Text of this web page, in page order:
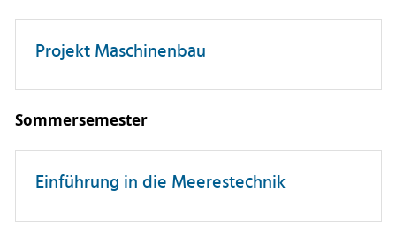
Projekt Maschinenbau
Sommersemester
Einführung in die Meerestechnik